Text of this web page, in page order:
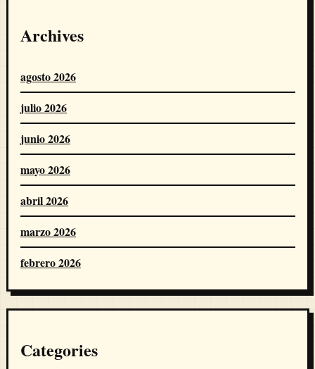
Archives
agosto 2026
julio 2026
junio 2026
mayo 2026
abril 2026
marzo 2026
febrero 2026
Categories